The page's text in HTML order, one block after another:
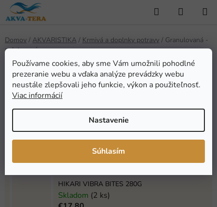
Používame cookies, aby sme Vám umožnili pohodlné
prezeranie webu a vďaka analýze prevádzky webu
neustále zlepšovali jeho funkcie, výkon a použiteľnosť.
Viac informácií
Nastavenie
Súhlasím
Prejsť
na
Hľadať
Domov / AKVARISTIKA / Krmivá a doplnky potravy / Granulovaná -
peletovaná
Granulované - peletované
Najpredávanejšie
HIKARI CICHLID GOLD MINI 250G
Skladom(2 ks)
HIKARI VIBRA BITES 280G
Skladom (2 ks)